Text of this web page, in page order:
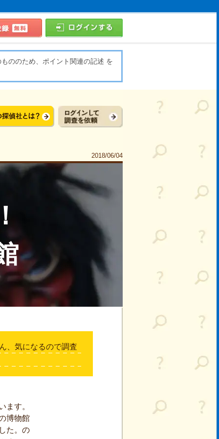
ののため、ポイント関連の記述 を
2018/06/04
、気になるので調査
ます。
博物館
た。の